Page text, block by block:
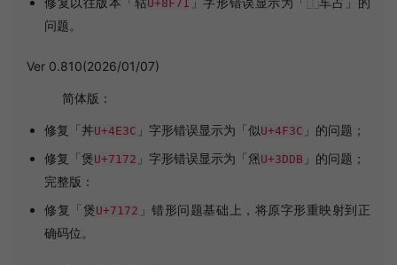
U+8F71
问题。
Ver 0.810(2026/01/07)
简体版：
修复「丼U+4E3C 」字形错误显示为「似U+4F3C 」的问题；
修复「煲U+7172 」字形错误显示为「㷛U+3DDB 」的问题；
完整版：
修复「煲U+7172 」错形问题基础上，将原字形重映射到正
确码位。